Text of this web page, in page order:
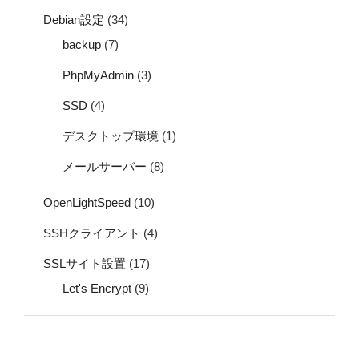
Debian設定 (34)
backup (7)
PhpMyAdmin (3)
SSD (4)
デスクトップ環境 (1)
メールサーバー (8)
OpenLightSpeed (10)
SSHクライアント (4)
SSLサイト設置 (17)
Let's Encrypt (9)